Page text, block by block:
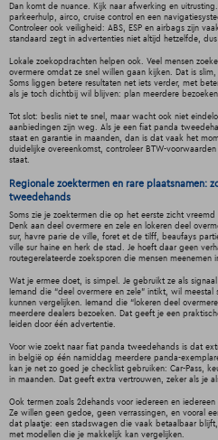
Dan komt de nuance. Kijk naar afwerking en
parkeerhulp, airco, cruise control en een
Controleer ook veiligheid: ABS, ESP en airbags zijn
standaard zegt in advertenties niet altijd hetzelfde,
Lokale zoekopdrachten helpen ook. Veel mensen
overmere omdat ze snel willen gaan kijken. Dat is
Soms liggen betere resultaten net iets verder, met
als je toch dichtbij wil blijven: plan meerdere
Tot slot: beslis niet te snel, maar wacht ook niet
aanbiedingen zijn weg. Als je een fiat panda
staat en garantie in maanden, dan is dat vaak het
duidelijke overeenkomst, controleer BTW-
staat.
Regionale zoektermen en rare plaatsnamen:
tweedehands
Soms zie je zoektermen die op het eerste zicht
Denk aan deel overmere en zele en lokeren deel
sur, havre parie de ville, foret et de tilff, beaufays
ville sur haine en herk de stad. Je hoeft daar geen
routegerelateerde zoeksporen die mensen meenemen
Wat je ermee doet, is simpel. Je gebruikt ze als
Iemand die “deel overmere en zele” intikt, wil
kunnen vergelijken. Iemand die “lokeren deel
meerdere dealers bezoeken. Dat geeft je een
leiden door één advertentie.
Voor wie zoekt naar fiat panda tweedehands is dat
in belgië op één namiddag meerdere panda-
kan je net zo goed je checklist gebruiken: Car-Pass,
in maanden. Dat geeft extra vertrouwen, zeker als je
Ook termen zoals 2dehands voor iedereen en
Ze willen geen gedoe, geen verrassingen, en vooral
dat plaatje: een stadswagen die vaak betaalbaar
met modellen die je makkelijk kan vergelijken.